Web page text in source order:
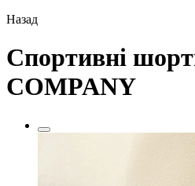
Назад
Спортивні
COMPANY